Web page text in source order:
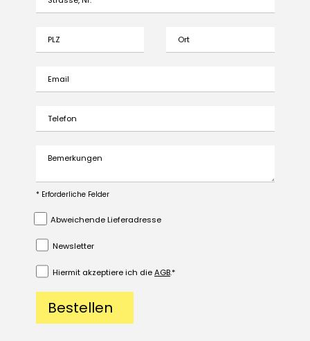
* Erforderliche Felder
Abweichende Lieferadresse
Newsletter
Hiermit akzeptiere ich dieAGB.